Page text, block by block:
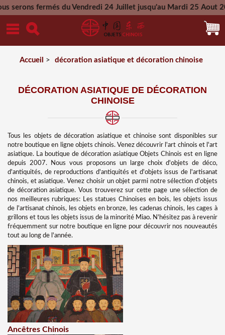
du Vendredi 24 Juillet jusqu'au Mardi 25 Aout 2026 -
Mercredi 26 Aout 2026
Accueil > décoration asiatique et décoration chinoise
DÉCORATION ASIATIQUE DE DÉCORATION
CHINOISE
Tous les objets de décoration asiatique et chinoise sont disponibles sur
notre boutique en ligne objets chinois. Venez découvrir l'art chinois et l'art
asiatique. La boutique de décoration asiatique Objets Chinois est en ligne
depuis 2007. Nous vous proposons un large choix d'objets de déco,
d'antiquités, de reproductions d'antiquités et d'objets issus de l'artisanat
chinois, et asiatique. Venez choisir un objet parmi notre sélection d'objets
de décoration asiatique. Vous trouverez sur cette page une sélection de
nos meilleures rubriques: Les statues Chinoises en bois, les objets issus
de l'artisanat chinois, les objets en bronze, les cadenas chinois, les cages à
grillons et tous les objets issus de la minorité Miao. N'hésitez pas à revenir
fréquemment sur notre boutique en ligne pour découvrir nos nouveautés
tout au long de l'année.
Ancêtres Chinois